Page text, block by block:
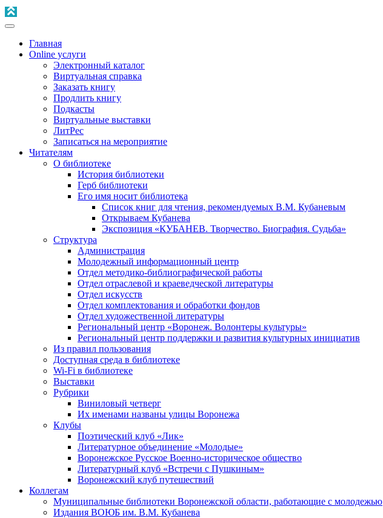
Главная
Online услуги
Электронный каталог
Виртуальная справка
Заказать книгу
Продлить книгу
Подкасты
Виртуальные выставки
ЛитРес
Записаться на мероприятие
Читателям
О библиотеке
История библиотеки
Герб библиотеки
Его имя носит библиотека
Список книг для чтения, рекомендуемых В.М. Кубаневым
Открываем Кубанева
Экспозиция «КУБАНЕВ. Творчество. Биография. Судьба»
Структура
Администрация
Молодежный информационный центр
Отдел методико-библиографической работы
Отдел отраслевой и краеведческой литературы
Отдел искусств
Отдел комплектования и обработки фондов
Отдел художественной литературы
Региональный центр «Воронеж. Волонтеры культуры»
Региональный центр поддержки и развития культурных инициатив
Из правил пользования
Доступная среда в библиотеке
Wi-Fi в библиотеке
Выставки
Рубрики
Виниловый четверг
Их именами названы улицы Воронежа
Клубы
Поэтический клуб «Лик»
Литературное объединение «Молодые»
Воронежское Русское Военно-историческое общество
Литературный клуб «Встречи с Пушкиным»
Воронежский клуб путешествий
Коллегам
Муниципальные библиотеки Воронежской области, работающие с молодежью
Издания ВОЮБ им. В.М. Кубанева